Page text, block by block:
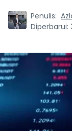
Penulis:
Diperbarui: